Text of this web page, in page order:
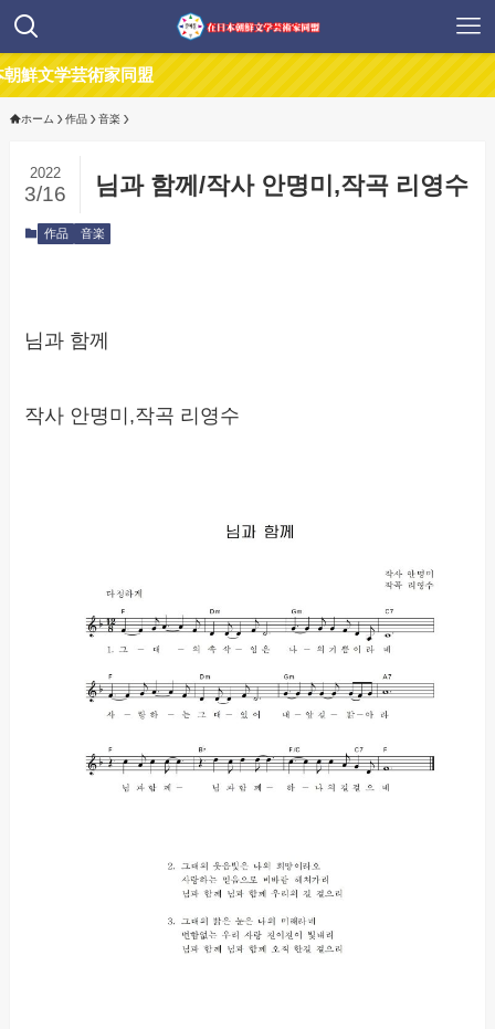
学芸術家同盟
ホーム 作品 音楽
님과 함께/작사 안명미,작곡 리영수
2022
3/16
作品 音楽
님과 함께
작사 안명미,작곡 리영수